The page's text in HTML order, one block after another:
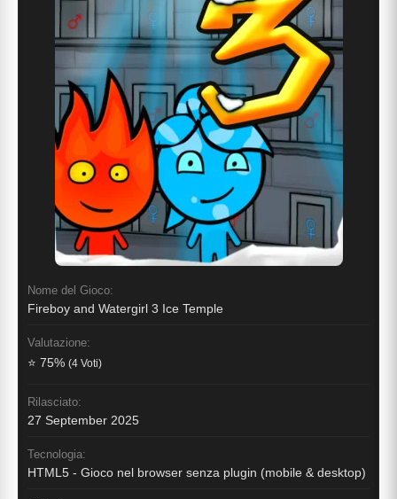
Nome del Gioco:
Fireboy and Watergirl 3 Ice Temple
Valutazione:
⭐ 75% (4 Voti)
Rilasciato:
27 September 2025
Tecnologia:
HTML5 - Gioco nel browser senza plugin (mobile & desktop)